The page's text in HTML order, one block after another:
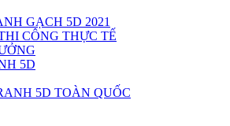
GẠCH 5D 2021
CÔNG THỰC TẾ
5D
5D TOÀN QUỐC